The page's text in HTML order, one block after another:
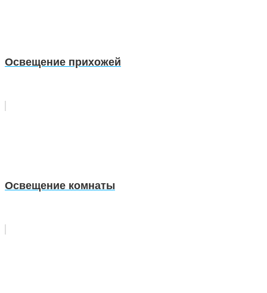
Освещение прихожей
Освещение комнаты